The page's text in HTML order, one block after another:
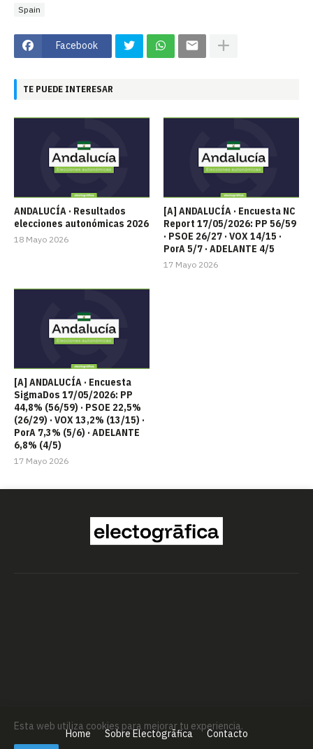
Spain
Facebook
TE PUEDE INTERESAR
ANDALUCÍA · Resultados
elecciones autonómicas 2026
18 Mayo 2026
[A] ANDALUCÍA · Encuesta NC
Report 17/05/2026: PP 56/59
· PSOE 26/27 · VOX 14/15 ·
PorA 5/7 · ADELANTE 4/5
17 Mayo 2026
[A] ANDALUCÍA · Encuesta
SigmaDos 17/05/2026: PP
44,8% (56/59) · PSOE 22,5%
(26/29) · VOX 13,2% (13/15) ·
PorA 7,3% (5/6) · ADELANTE
6,8% (4/5)
17 Mayo 2026
Home Sobre Electogrāfica Contacto
Esta web utiliza cookies para mejorar tu experiencia.